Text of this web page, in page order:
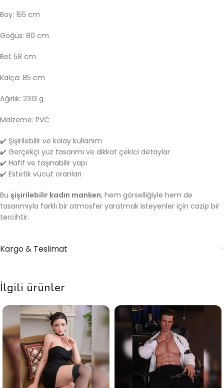
Boy: 155 cm
Göğüs: 80 cm
Bel: 58 cm
Kalça: 85 cm
Ağırlık: 2313 g
Malzeme: PVC
✔️ Şişirilebilir ve kolay kullanım
✔️ Gerçekçi yüz tasarımı ve dikkat çekici detaylar
✔️ Hafif ve taşınabilir yapı
✔️ Estetik vücut oranları
Bu şişirilebilir kadın manken, hem görselliğiyle hem de
tasarımıyla farklı bir atmosfer yaratmak isteyenler için cazip bir
tercihtir.
Kargo & Teslimat
İlgili ürünler